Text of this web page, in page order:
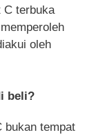
C terbuka
oleh
beli?
bukan tempat